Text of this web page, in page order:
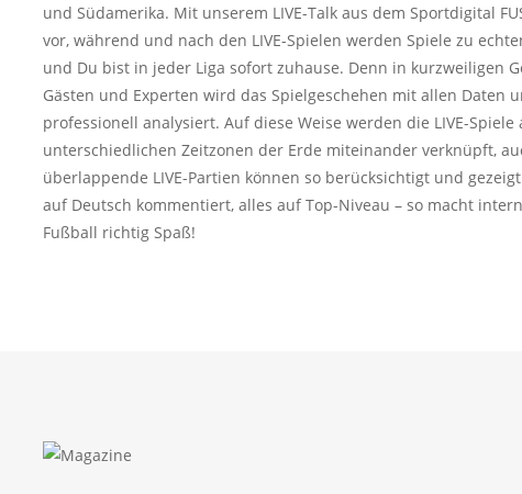
und Südamerika. Mit unserem LIVE-Talk aus dem Sportdigital
vor, während und nach den LIVE-Spielen werden Spiele zu
und Du bist in jeder Liga sofort zuhause. Denn in kurzweiligen
Gästen und Experten wird das Spielgeschehen mit allen Daten
professionell analysiert. Auf diese Weise werden die LIVE-Spiele
unterschiedlichen Zeitzonen der Erde miteinander verknüpft,
überlappende LIVE-Partien können so berücksichtigt und
auf Deutsch kommentiert, alles auf Top-Niveau – so macht
Fußball richtig Spaß!